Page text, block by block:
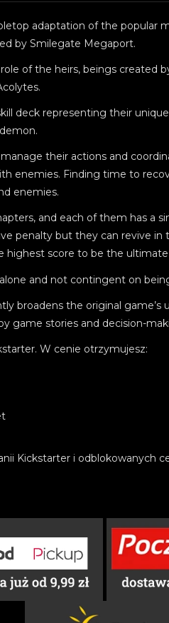
adaptation of the popular
by Smilegate Megaport.
of the heirs, beings created
deck representing their
their actions and
enemies. Finding time to
enemies.
and each of them has a
penalty but they can revive in
highest score to be the
and not contingent on
broadens the original
game stories and decision-
W cenie otrzymujesz:
Kickstarter i odblokowanych